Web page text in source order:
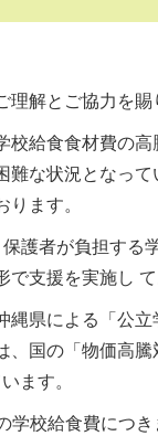
理解とご協力を賜
校給食食材費の
難な状況となっ
ます。
護者が負担する
で支援を実施し て
縄県による「公
、国の「物価高
ます。
学校給食費につ